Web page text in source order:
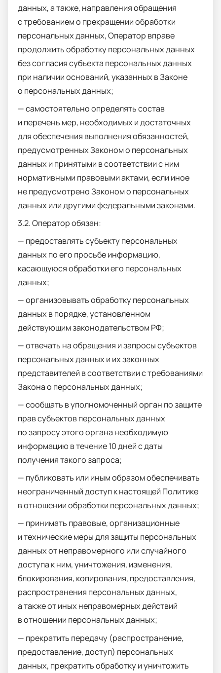
данных, а также, направления обращения
с требованием о прекращении обработки
персональных данных, Оператор вправе
продолжить обработку персональных данных
без согласия субъекта персональных данных
при наличии оснований, указанных в Законе
о персональных данных;
— самостоятельно определять состав
и перечень мер, необходимых и достаточных
для обеспечения выполнения обязанностей,
предусмотренных Законом о персональных
данных и принятыми в соответствии с ним
нормативными правовыми актами, если иное
не предусмотрено Законом о персональных
данных или другими федеральными законами.
3.2. Оператор обязан:
— предоставлять субъекту персональных
данных по его просьбе информацию,
касающуюся обработки его персональных
данных;
— организовывать обработку персональных
данных в порядке, установленном
действующим законодательством РФ;
— отвечать на обращения и запросы субъектов
персональных данных и их законных
представителей в соответствии с требованиями
Закона о персональных данных;
— сообщать в уполномоченный орган по защите
прав субъектов персональных данных
по запросу этого органа необходимую
информацию в течение 10 дней с даты
получения такого запроса;
— публиковать или иным образом обеспечивать
неограниченный доступ к настоящей Политике
в отношении обработки персональных данных;
— принимать правовые, организационные
и технические меры для защиты персональных
данных от неправомерного или случайного
доступа к ним, уничтожения, изменения,
блокирования, копирования, предоставления,
распространения персональных данных,
а также от иных неправомерных действий
в отношении персональных данных;
— прекратить передачу (распространение,
предоставление, доступ) персональных
данных, прекратить обработку и уничтожить